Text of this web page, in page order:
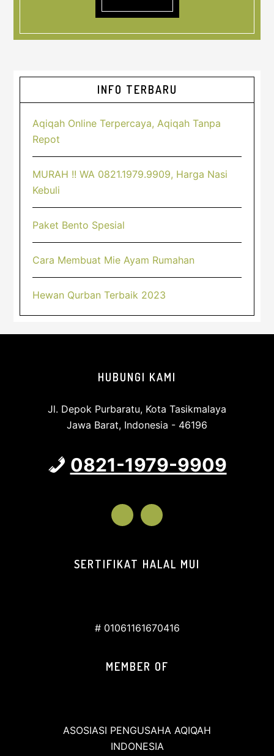
Sidebar
Utama
INFO TERBARU
Aqiqah Online Terpercaya, Aqiqah Tanpa
Repot
MURAH !! WA 0821.1979.9909, Harga Nasi
Kebuli
Paket Bento Spesial
Cara Membuat Mie Ayam Rumahan
Hewan Qurban Terbaik 2023
HUBUNGI KAMI
Jl. Depok Purbaratu, Kota Tasikmalaya
Jawa Barat, Indonesia - 46196
0821-1979-9909
SERTIFIKAT HALAL MUI
# 01061161670416
MEMBER OF
ASOSIASI PENGUSAHA AQIQAH
INDONESIA